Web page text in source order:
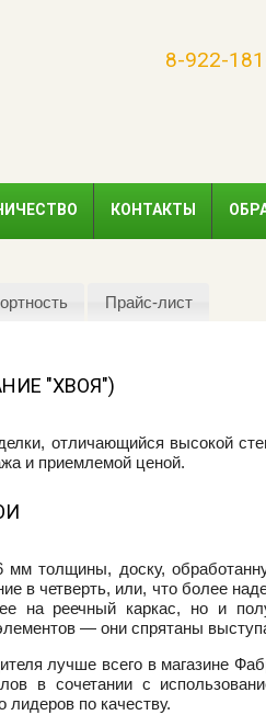
8-922-
КОНТАКТЫ
Прайс-лист
"ХВОЯ")
отличающийся высокой
и приемлемой ценой.
мм толщины, доску,
в четверть, или, что более
на реечный каркас, но и
— они спрятаны
лучше всего в магазине
в сочетании с
по качеству.